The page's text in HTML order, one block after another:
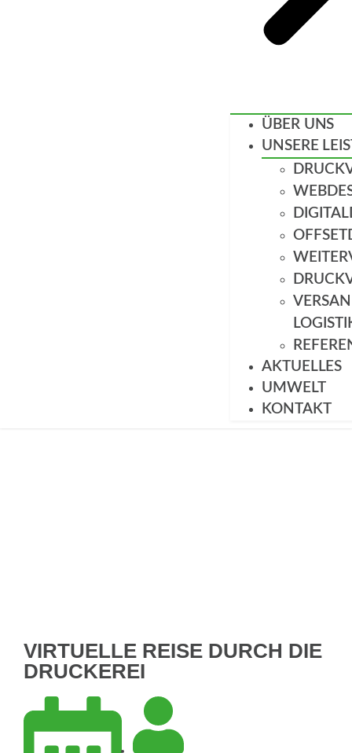
ÜBER UNS
UNSERE
AKTUELLES
UMWELT
KONTAKT
VIRTUELLE REISE DURCH DIE
DRUCKEREI